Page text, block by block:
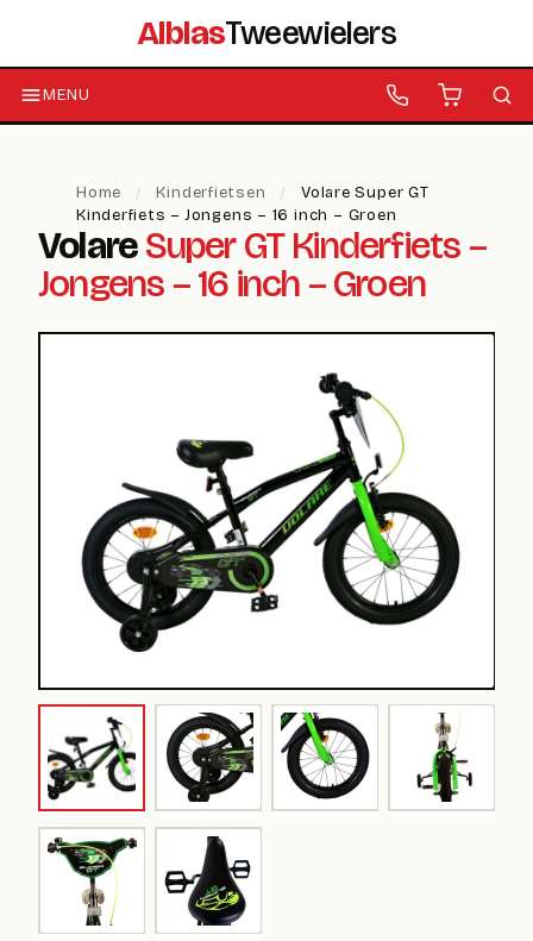
AlblasTweewielers
MENU
Home / Kinderfietsen /
Volare Super GT
Kinderfiets – Jongens – 16 inch – Groen
VolareSuper GT Kinderfiets –
Jongens – 16 inch – Groen